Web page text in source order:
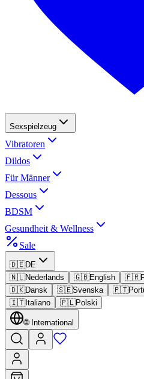
Sexspielzeug
Vibratoren
Dildos
Für Männer
Dessous
BDSM
Gesundheit & Wellness
Sale
🇩🇪DE
🇳🇱Nederlands 🇬🇧English 🇫🇷
🇩🇰Dansk 🇸🇪Svenska 🇵🇹
🇮🇹Italiano 🇵🇱Polski
🌐 International